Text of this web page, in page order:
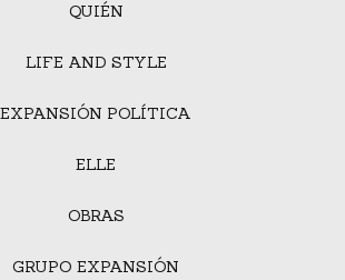
QUIÉN
LIFE AND STYLE
EXPANSIÓN POLÍTICA
ELLE
OBRAS
GRUPO EXPANSIÓN